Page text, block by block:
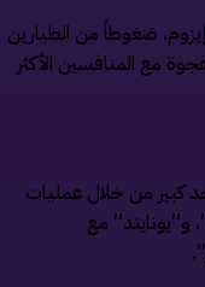
ضغوطاً من الطيارين
المنافسين الأكثر
كبير من خلال عمليات
مع